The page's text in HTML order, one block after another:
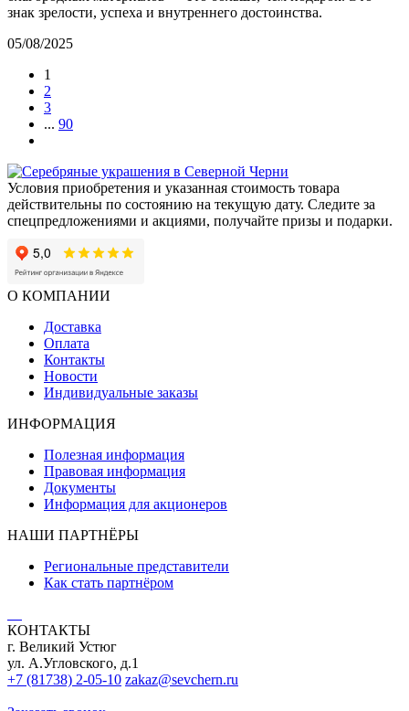
знак зрелости, успеха и внутреннего достоинства.
05/08/2025
1
2
3
... 90
Условия приобретения и указанная стоимость товара
действительны по состоянию на текущую дату. Следите за
спецпредложениями и акциями, получайте призы и подарки.
О КОМПАНИИ
Доставка
Оплата
Контакты
Новости
Индивидуальные заказы
ИНФОРМАЦИЯ
Полезная информация
Правовая информация
Документы
Информация для акционеров
НАШИ ПАРТНЁРЫ
Региональные представители
Как стать партнёром
КОНТАКТЫ
г. Великий Устюг
ул. А.Угловского, д.1
+7 (81738) 2-05-10 zakaz@sevchern.ru